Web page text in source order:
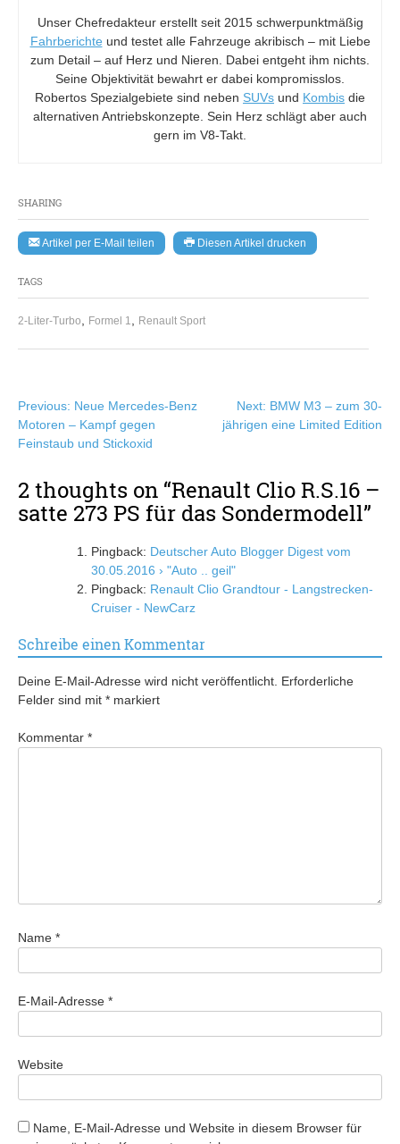
SHARING
Artikel per E-Mail teilen Diesen Artikel drucken
TAGS
2-Liter-Turbo Formel 1 Renault Sport
Unser Chefredakteur erstellt seit 2015 schwerpunktmäßig
Fahrberichte und testet alle Fahrzeuge akribisch – mit Liebe
zum Detail – auf Herz und Nieren. Dabei entgeht ihm nichts.
Seine Objektivität bewahrt er dabei kompromisslos.
Robertos Spezialgebiete sind neben SUVs und Kombis die
alternativen Antriebskonzepte. Sein Herz schlägt aber auch
gern im V8-Takt.
Beitragsnavigation
Previous: Neue Mercedes-Benz
Motoren – Kampf gegen
Feinstaub und Stickoxid
Next: BMW M3 – zum 30-
jährigen eine Limited Edition
2 thoughts on “Renault Clio R.S.16 –
satte 273 PS für das Sondermodell”
Pingback: Deutscher Auto Blogger Digest vom
30.05.2016 › "Auto .. geil"
Pingback: Renault Clio Grandtour - Langstrecken-
Cruiser - NewCarz
Schreibe einen Kommentar
Deine E-Mail-Adresse wird nicht veröffentlicht. Erforderliche
Felder sind mit * markiert
Kommentar *
Name *
E-Mail-Adresse *
Website
Name, E-Mail-Adresse und Website in diesem Browser für